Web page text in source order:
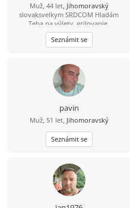
Muž, 44 let, Jihomoravský
slovaksvelkym SRDCOM Hladám
Teba na výlety, grilovanie,
spoločnosť pri každodenných
veciach. Zablokuje ma IBA jeptiška so
zašitou ... . Neopakujem po
škrabkacieho mobilu, faceboku,
vakcíne proti koronavírusu atď.
Moraváčky, resp. Češky sa vôbec
nevedia ani bozkávať, ani milovať.
Ahoj princezna 45- 65. /Áno, hladam
staršiu ženu, ako ja/. Nadváhu a
vrásky mám na žene rád. Neni to ale
podmienka. 22 3 2023 som prestal
fajčiť. Chceš aj Ty prestať? Pomôžem.
Poď, podaj mi ruku a poďme spolu
Chodím na ryby. Máš odvahu ísť
somnou životom? Tak mi napíš
správu. Mám tu 5 správ denne, takže
nemôžem písať každú minutu. Ak
Seznámit se
pavin
Muž, 51 let, Jihomoravský
Seznámit se